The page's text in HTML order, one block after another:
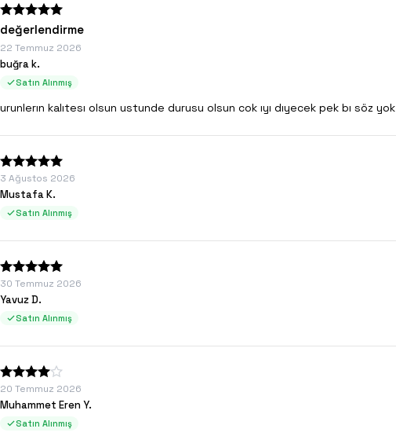
değerlendirme
22 Temmuz 2026
buğra k.
Satın Alınmış
urunlerın kalıtesı olsun ustunde durusu olsun cok ıyı dıyecek pek bı söz yok
3 Ağustos 2026
Mustafa K.
Satın Alınmış
30 Temmuz 2026
Yavuz D.
Satın Alınmış
20 Temmuz 2026
Muhammet Eren Y.
Satın Alınmış